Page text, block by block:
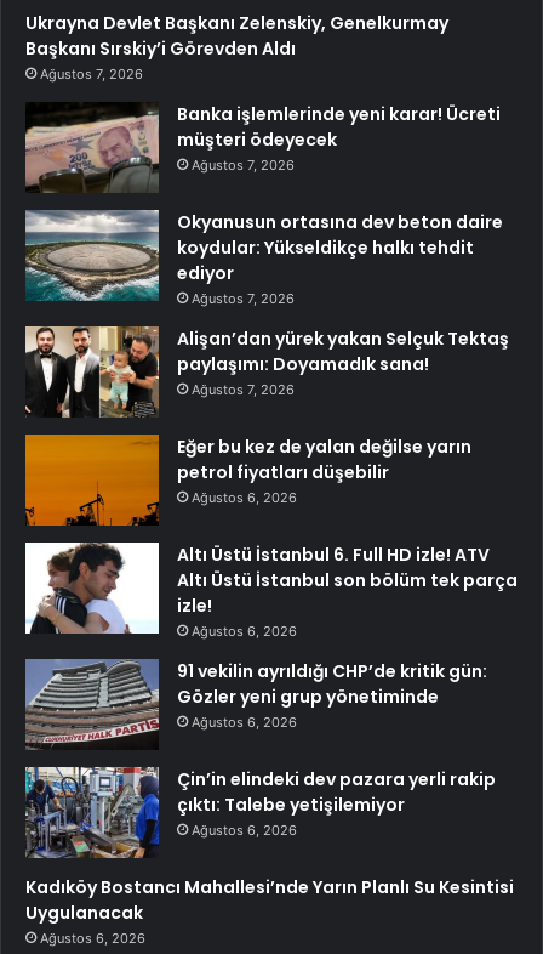
Ukrayna Devlet Başkanı Zelenskiy, Genelkurmay
Başkanı Sırskiy’i Görevden Aldı
Ağustos 7, 2026
Banka işlemlerinde yeni karar! Ücreti
müşteri ödeyecek
Ağustos 7, 2026
Okyanusun ortasına dev beton daire
koydular: Yükseldikçe halkı tehdit
ediyor
Ağustos 7, 2026
Alişan’dan yürek yakan Selçuk Tektaş
paylaşımı: Doyamadık sana!
Ağustos 7, 2026
Eğer bu kez de yalan değilse yarın
petrol fiyatları düşebilir
Ağustos 6, 2026
Altı Üstü İstanbul 6. Full HD izle! ATV
Altı Üstü İstanbul son bölüm tek parça
izle!
Ağustos 6, 2026
91 vekilin ayrıldığı CHP’de kritik gün:
Gözler yeni grup yönetiminde
Ağustos 6, 2026
Çin’in elindeki dev pazara yerli rakip
çıktı: Talebe yetişilemiyor
Ağustos 6, 2026
Kadıköy Bostancı Mahallesi’nde Yarın Planlı Su Kesintisi
Uygulanacak
Ağustos 6, 2026